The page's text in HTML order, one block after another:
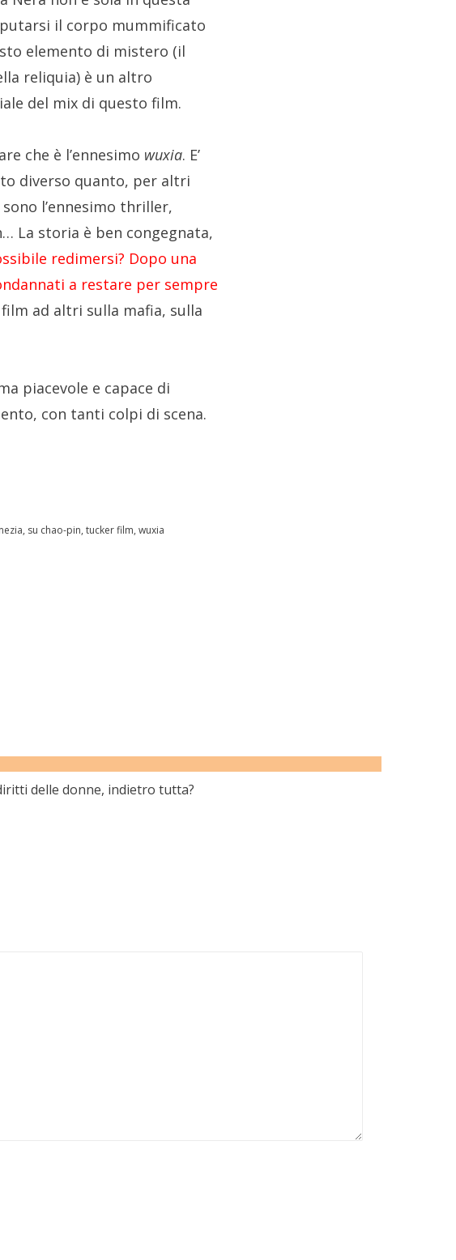
il corpo mummificato
elemento di mistero (il
reliquia) è un altro
del mix di questo film.
che è l’ennesimo wuxia. E’
diverso quanto, per altri
l’ennesimo thriller,
La storia è ben congegnata,
redimersi? Dopo una
a restare per sempre
film ad altri sulla mafia, sulla
piacevole e capace di
con tanti colpi di scena.
, su chao-pin, tucker film, wuxia
delle donne, indietro tutta?